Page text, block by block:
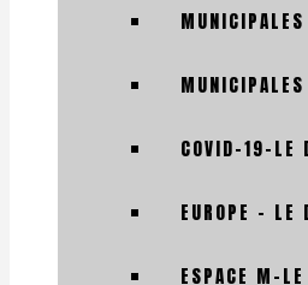
COVID-19-LE
EUROPE – LE
ESPACE M-LE